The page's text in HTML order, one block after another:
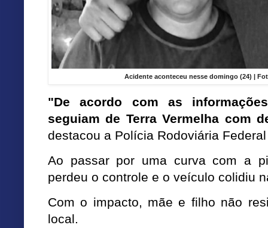
Acidente aconteceu nesse domingo (24) |
"De acordo com as
seguiam de Terra Vermelha com
destacou a Polícia Rodoviária
Ao passar por uma curva com a
perdeu o controle e o veículo colidiu
Com o impacto, mãe e filho não
local.